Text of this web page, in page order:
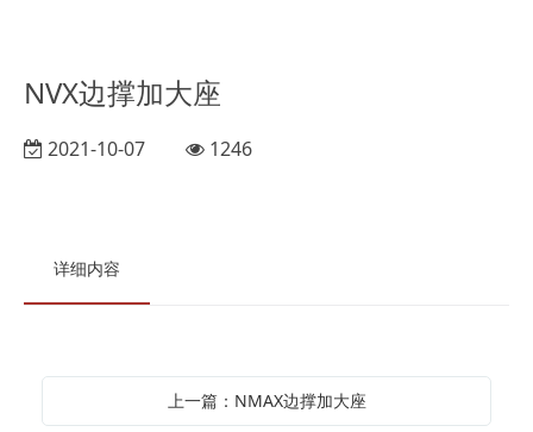
NVX边撑加大座
2021-10-07 1246
详细内容
上一篇：NMAX边撑加大座